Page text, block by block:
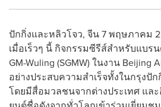
ปักกิ่งและหลิวโจว, จีน 7 พฤษภาคม
เมื่อเร็วๆ นี้ กิจกรรมซีรีส์สำหรับแบร
GM-Wuling (SGMW) ในงาน Beijing
อย่างประสบความสำเร็จทั้งในกรุงปั
โดยมีสื่อมวลชนจากต่างประเทศ แล